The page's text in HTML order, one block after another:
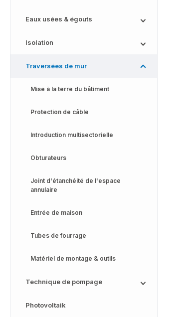
Eaux usées & égouts
Isolation
Traversées de mur
Mise à la terre du bâtiment
Protection de câble
Introduction multisectorielle
Obturateurs
Joint d'étanchéité de l'espace
annulaire
Entrée de maison
Tubes de fourrage
Matériel de montage & outils
Technique de pompage
Photovoltaik